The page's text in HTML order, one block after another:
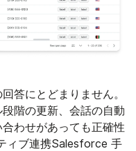
答にとどまりません。
階の更新、会話の自動
わせがあっても正確性
ィブ連携Salesforce 手